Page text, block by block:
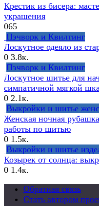
Крестик из бисера:
украшения
065
Пэчворк и Квилтинг
Лоскутное одеяло из
0 3.8к.
Пэчворк и Квилтинг
Лоскутное шитье для
симпатичной мягкой
0 2.1к.
Выкройки и шитье
Женская ночная
работы по шитью
0 1.5к.
Выкройки и шитье
Козырек от солнца:
0 1.4к.
Обратная связь
Стать автором